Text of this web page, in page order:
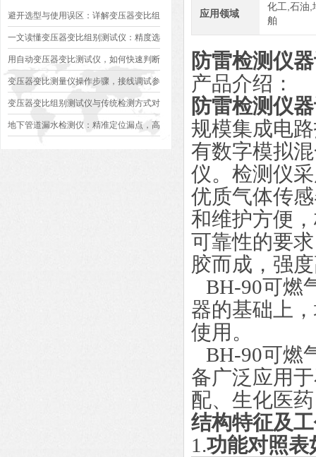
避开选型与使用误区：详解变压器变比组
别测试仪的日常校准方法、常见组别识别
异常排查方案
一文读懂变压器变比组别测试仪：精度选
型、接线规范、报告生成全流程标准化操
作指南
用自动变压器变比测试仪，如何快速判断
变压器是否合格？
变压器变比测量仪操作步骤，接线调试参
数设定变比测试数据保存使用教程
变压器变比组别测试仪与传统检测方式对
比：精度、速度与安全性深度分析
地下管道漏水检测仪：精准定位漏点，高
应用领域
化工,石油,
舶
防雷检测仪
产品介绍：
防雷检测仪
规模集成电
有数字模拟
仪。检测仪
优质气体传
和维护方便
可靠性的要
胶而成，强
BH-90可燃
器的基础上
使用。
BH-90可燃
备广泛应用
配、生化医
结构特征及
1.功能对照